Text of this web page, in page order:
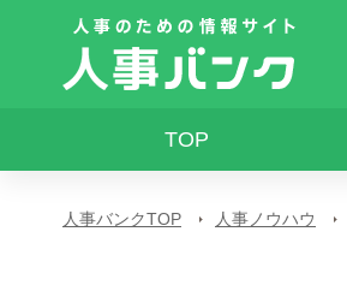
TOP
人事バンクTOP 人事ノウハウ